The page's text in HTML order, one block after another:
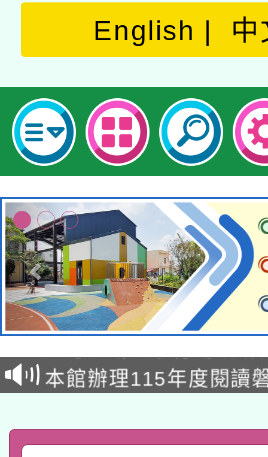
English 中
本校115學年度第2次
招甄選結果公告(無人
招)
適應運動共學行動站研
本館辦理115年度閱讀
科技賦能─人工智慧
礎課程
A3數位素養講師名單